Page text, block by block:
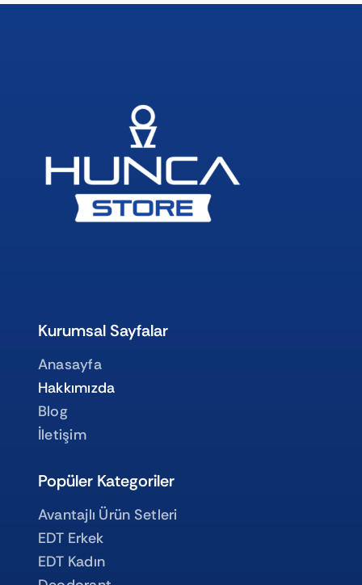
Kurumsal Sayfalar
Anasayfa
Hakkımızda
Blog
İletişim
Popüler Kategoriler
Avantajlı Ürün Setleri
EDT Erkek
EDT Kadın